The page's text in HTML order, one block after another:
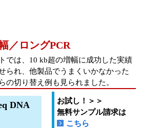
／ロングPCR
では、10 kb超の増幅に成功した実績
られ、他製品でうまくいかなかった
の切り替え例も見られました。
DNA
お試し！＞＞
無料サンプル請求は
こちら